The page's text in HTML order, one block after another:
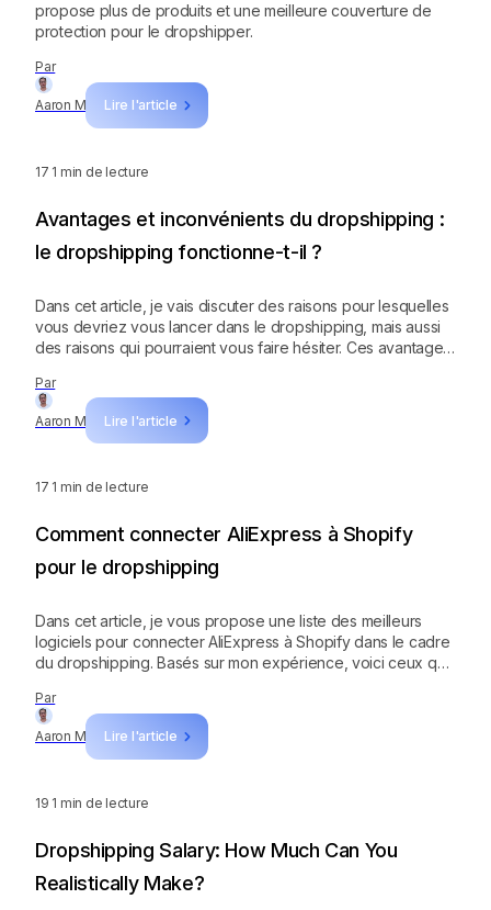
Par
Aaron M Lire l'article
propose plus de produits et une meilleure couverture de
protection pour le dropshipper.
17 1 min de lecture
Par
Aaron M Lire l'article
Avantages et inconvénients du dropshipping :
le dropshipping fonctionne-t-il ?
Dans cet article, je vais discuter des raisons pour lesquelles
vous devriez vous lancer dans le dropshipping, mais aussi
des raisons qui pourraient vous faire hésiter. Ces avantages
décider si c'est une activité que vous souhaitez lancer.
17 1 min de lecture
Par
Aaron M Lire l'article
Comment connecter AliExpress à Shopify
pour le dropshipping
Dans cet article, je vous propose une liste des meilleurs
logiciels pour connecter AliExpress à Shopify dans le cadre
du dropshipping. Basés sur mon expérience, voici ceux que
19 1 min de lecture
Dropshipping Salary: How Much Can You
Realistically Make?